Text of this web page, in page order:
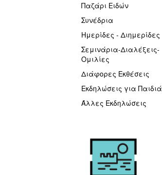
Παζάρι Ειδών
Συνέδρια
Ημερίδες - Διημερίδες
Σεμινάρια-Διαλέξεις-
Ομιλίες
Διάφορες Εκθέσεις
Εκδηλώσεις για Παιδιά
Άλλες Εκδηλώσεις